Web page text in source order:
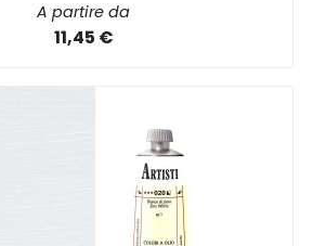
A partire da
11,45 €